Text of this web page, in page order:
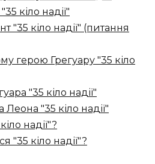
кіло надії"
"35 кіло надії" (питання
герою Грегуару "35 кіло
"35 кіло надії"
"35 кіло надії"
надії"?
"35 кіло надії"?